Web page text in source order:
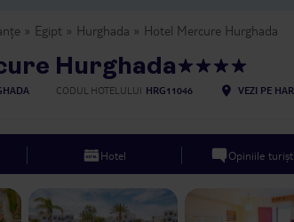
Egipt Hurghada Hotel Mercure Hurghada
Hurghada
CODUL HOTELULUI HRG11046 VEZI PE
Hotel Opiniile